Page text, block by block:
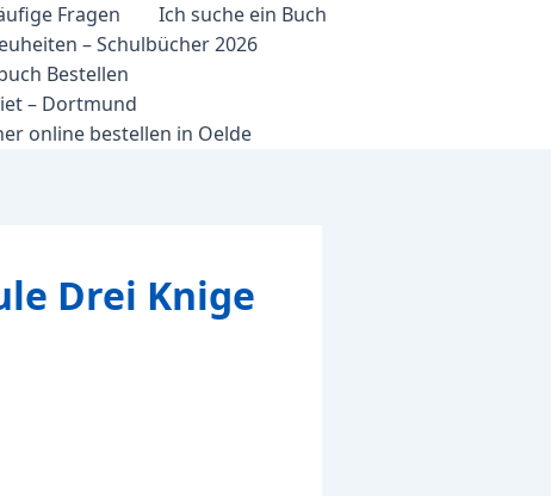
Fragen
Ich suche ein Buch
– Schulbücher 2026
Bestellen
– Dortmund
online bestellen in Oelde
Drei Knige